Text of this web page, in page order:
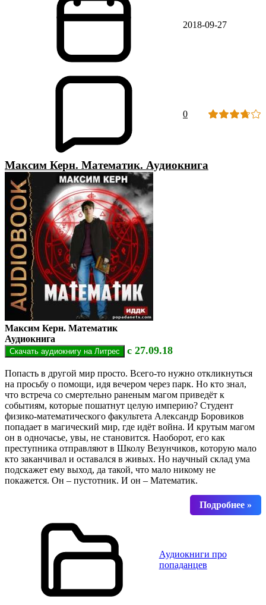
2018-09-27
0
Максим Керн. Математик. Аудиокнига
Максим Керн. Математик
Аудиокнига
с 27.09.18
Попасть в другой мир просто. Всего-то нужно откликнуться
на просьбу о помощи, идя вечером через парк. Но кто знал,
что встреча со смертельно раненым магом приведёт к
событиям, которые пошатнут целую империю? Студент
физико-математического факультета Александр Боровиков
попадает в магический мир, где идёт война. И крутым магом
он в одночасье, увы, не становится. Наоборот, его как
преступника отправляют в Школу Везунчиков, которую мало
кто заканчивал и оставался в живых. Но научный склад ума
подскажет ему выход, да такой, что мало никому не
покажется. Он – пустотник. И он – Математик.
Аудиокниги про
попаданцев